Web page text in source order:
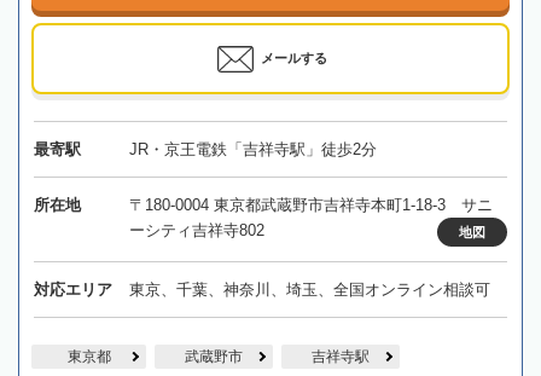
メールする
最寄駅 JR・京王電鉄「吉祥寺駅」徒歩2分
所在地
〒180-0004 東京都武蔵野市吉祥寺本町1-18-3 サニ
ーシティ吉祥寺802
地図
対応エリア 東京、千葉、神奈川、埼玉、全国オンライン相談可
東京都 武蔵野市 吉祥寺駅